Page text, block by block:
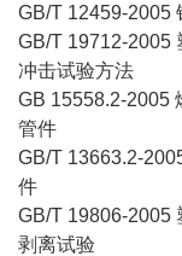
GB/T 12459-2005
GB/T 19712-2005
冲击试验方法
GB 15558.2-2005
管件
GB/T 13663.2-
件
GB/T 19806-2005
剥离试验